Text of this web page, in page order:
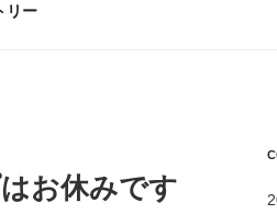
リー
お休みです